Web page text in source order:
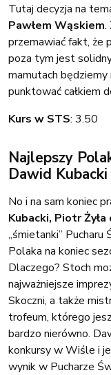
Tutaj decyzja na
Pawłem Wąskiem.
przemawiać fakt, że
poza tym jest
mamutach
punktować całkiem
Kurs w STS: 3.50
Najlepszy
Dawid Kubacki
No i na sam koniec
Kubacki, Piotr
„śmietanki”
Polaka na koniec
Dlaczego? Stoch
najważniejsze
Skoczni, a także
trofeum, którego
bardzo nierówno.
konkursy w Wiśle i
wynik w Pucharze